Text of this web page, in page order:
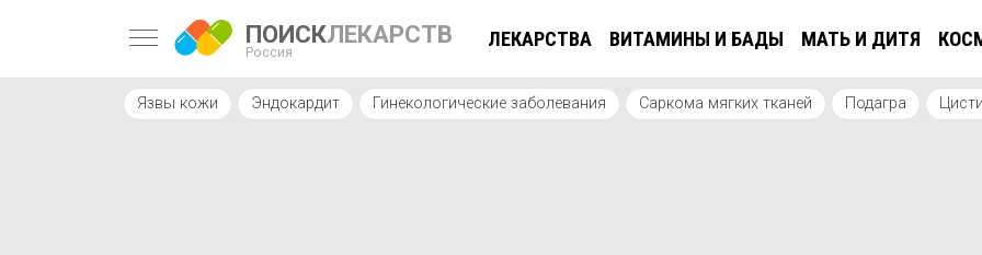
ПОИСКЛЕКАРСТВ
Россия
ЛЕКАРСТВА ВИТАМИНЫ И БАДЫ МАТЬ И ДИТЯ
Язвы кожи Эндокардит Гинекологические заболевания Саркома мягких тканей Подагра